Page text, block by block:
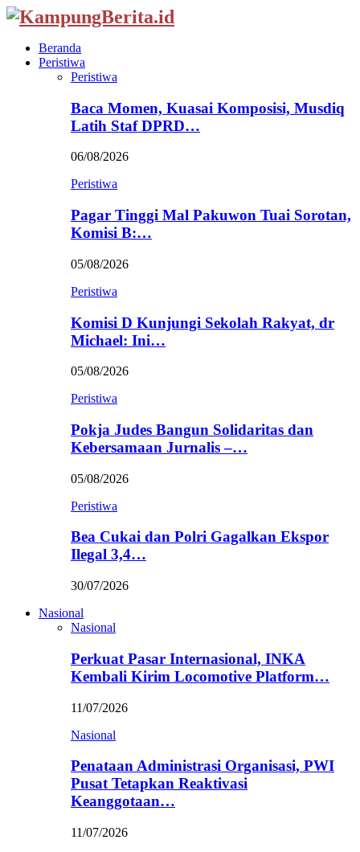
Beranda
Peristiwa
Peristiwa
Baca Momen, Kuasai Komposisi, Musdiq
Latih Staf DPRD…
06/08/2026
Peristiwa
Pagar Tinggi Mal Pakuwon Tuai Sorotan,
Komisi B:…
05/08/2026
Peristiwa
Komisi D Kunjungi Sekolah Rakyat, dr
Michael: Ini…
05/08/2026
Peristiwa
Pokja Judes Bangun Solidaritas dan
Kebersamaan Jurnalis –…
05/08/2026
Peristiwa
Bea Cukai dan Polri Gagalkan Ekspor
Ilegal 3,4…
30/07/2026
Nasional
Nasional
Perkuat Pasar Internasional, INKA
Kembali Kirim Locomotive Platform…
11/07/2026
Nasional
Penataan Administrasi Organisasi, PWI
Pusat Tetapkan Reaktivasi
Keanggotaan…
11/07/2026